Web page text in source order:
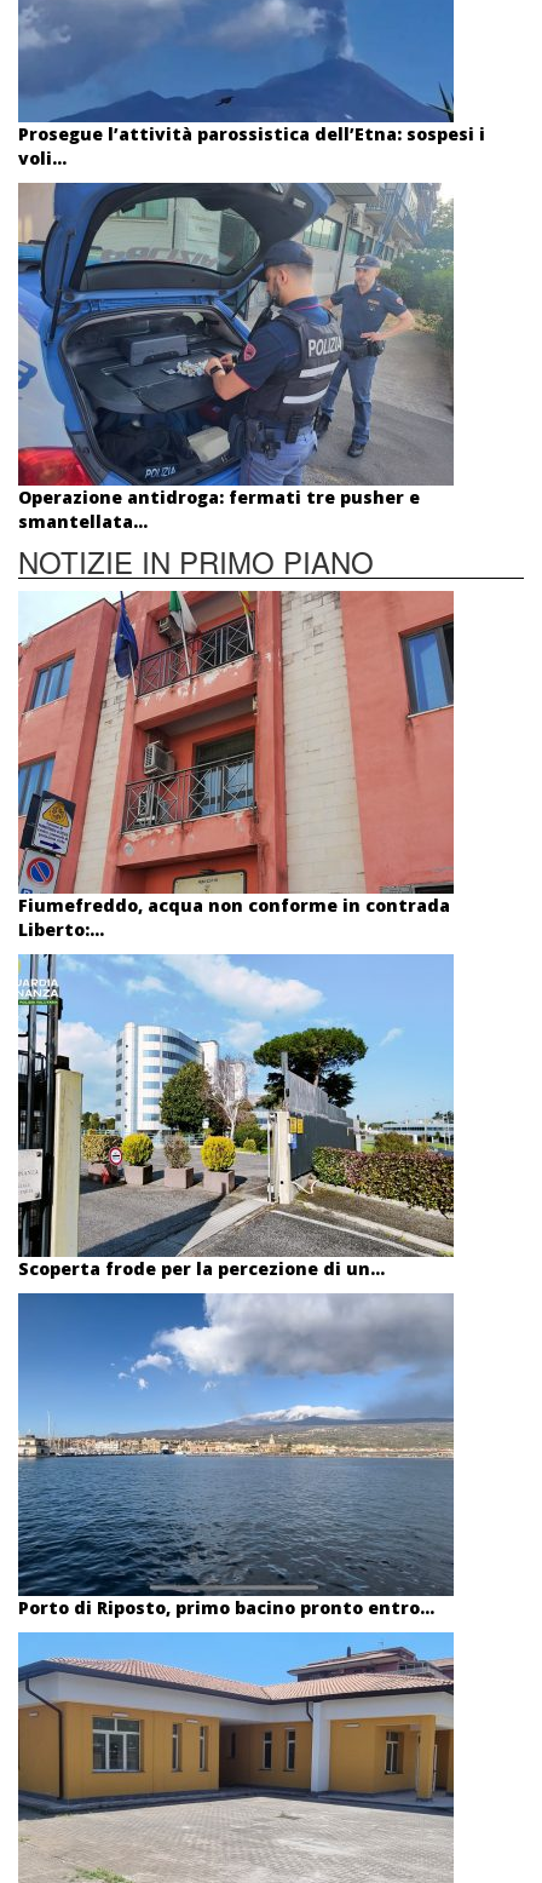
Prosegue l’attività parossistica dell’Etna: sospesi i
voli...
Operazione antidroga: fermati tre pusher e
smantellata...
NOTIZIE IN PRIMO PIANO
Fiumefreddo, acqua non conforme in contrada
Liberto:...
Scoperta frode per la percezione di un...
Porto di Riposto, primo bacino pronto entro...